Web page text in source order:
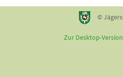
©
Zur Desktop-Version